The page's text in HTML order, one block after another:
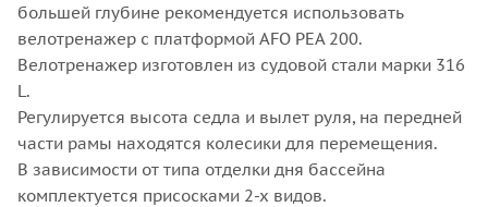
большей глубине рекомендуется использовать
велотренажер с платформой AFO PEA 200.
Велотренажер изготовлен из судовой стали марки 316
L.
Регулируется высота седла и вылет руля, на передней
части рамы находятся колесики для перемещения.
В зависимости от типа отделки дня бассейна
комплектуется присосками 2-х видов.